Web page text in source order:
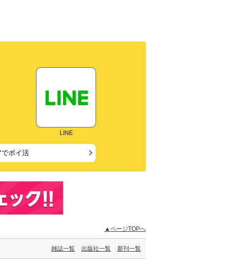
LINE
ポイ活
▲ページTOPへ
雑誌一覧 出版社一覧 新刊一覧